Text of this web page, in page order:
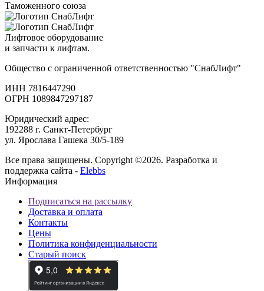
Таможенного союза
Лифтовое оборудование
и запчасти к лифтам.
Общество с ограниченной ответственностью "СнабЛифт"
ИНН 7816447290
ОГРН 1089847297187
Юридический адрес:
192288 г. Санкт-Петербург
ул. Ярослава Гашека 30/5-189
Все права защищены. Copyright ©2026. Разработка и
поддержка сайта - Elebbs
Информация
Подписаться на рассылку
Доставка и оплата
Контакты
Цены
Политика конфиденциальности
Старый поиск